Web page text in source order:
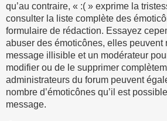
qu’au contraire, « :( » exprime la
consulter la liste complète des
formulaire de rédaction. Essayez
abuser des émoticônes, elles peuvent
message illisible et un modérateur
modifier ou de le supprimer
administrateurs du forum peuvent
nombre d’émoticônes qu’il est
message.